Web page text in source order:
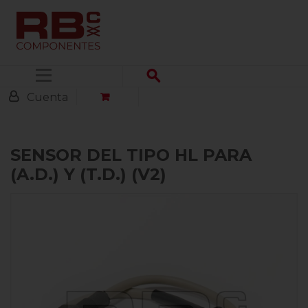
Cuenta
SENSOR DEL TIPO HL PARA
(A.D.) Y (T.D.) (V2)